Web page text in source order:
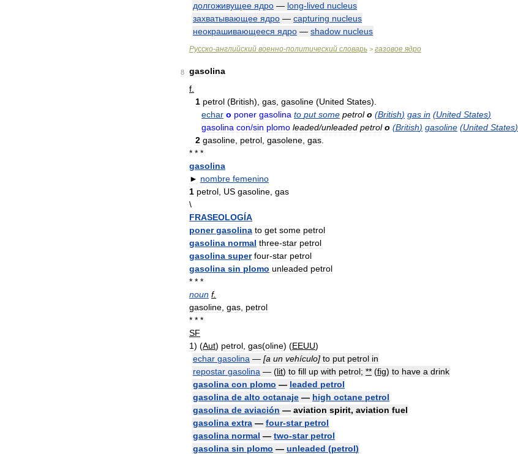
долгоживущее ядро — long-lived nucleus
захватывающее ядро — capturing nucleus
неокрашивающееся ядро — shadow nucleus
Русско-английский военно-политический словарь > газовое ядро
8
gasolina
f
1 petrol (British), gas gasoline (United States).
echar o poner gasolina to put some petrol o (British) gas in (United States)
gasolina con/sin plomo leaded/unleaded petrol o (British) gasoline (United States)
2 gasoline petrol gasolene gas
* * *
gasolina
► nombre femenino
1 petrol US gasoline gas
\
FRASEOLOGÍA
poner gasolina to get some petrol
gasolina normal three-star petrol
gasolina super four-star petrol
gasolina sin plomo unleaded petrol
* * *
noun f.
gasoline gas petrol
* * *
SF
1) (Aut) petrol gas(oline) (EEUU)
echar gasolina — [a un vehículo] to put petrol in
repostar gasolina — (lit) to fill up with petrol; ** (fig) to have a drink
gasolina con plomo — leaded petrol
gasolina de alto octanaje — high octane petrol
gasolina de aviación — aviation spirit, aviation fuel
gasolina extra — four-star petrol
gasolina normal — two-star petrol
gasolina sin plomo — unleaded (petrol)